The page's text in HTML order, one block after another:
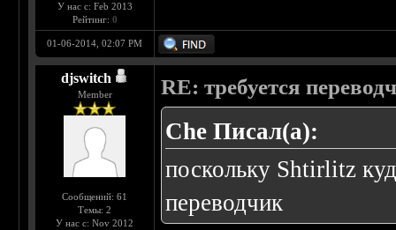
У нас с: Feb 2013
Рейтинг: 0
01-06-2014, 02:07 PM
djswitch
Member
Сообщений: 61
Темы: 2
У нас с: Nov 2012
RE: требуется
Che Писал(а):
поскольку Shtirlitz
переводчик